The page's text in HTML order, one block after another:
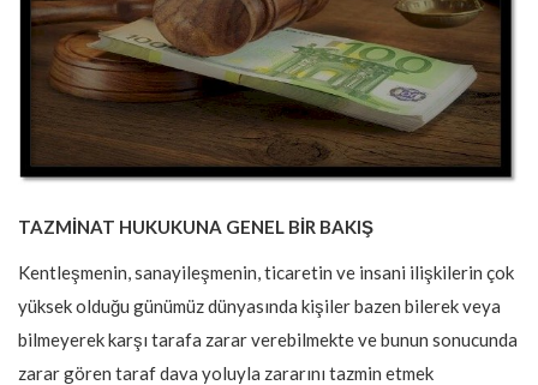
TAZMİNAT HUKUKUNA GENEL BİR BAKIŞ
Kentleşmenin, sanayileşmenin, ticaretin ve insani ilişkilerin çok
yüksek olduğu günümüz dünyasında kişiler bazen bilerek veya
bilmeyerek karşı tarafa zarar verebilmekte ve bunun sonucunda
zarar gören taraf dava yoluyla zararını tazmin etmek